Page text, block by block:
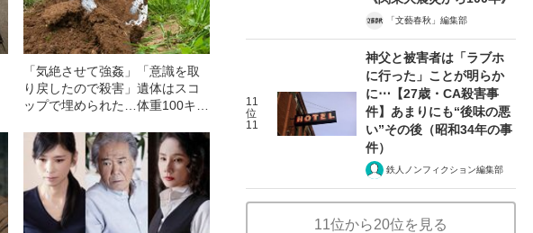
「気絶させて強姦」「意識を取
り戻したので殺害」遺体はスコ
ップで埋められた…体重100キロ
子高生の悲劇」（昭和42年の事
件）
「文藝春秋」編集部
11
位
11
神父と被害者は「ラブホ
に行った」ことが明らか
に⋯【27歳・CA殺害事
件】あまりにも“後味の悪
い”その後（昭和34年の事
件）
鉄人ノンフィクション編集部
11位から20位を見る